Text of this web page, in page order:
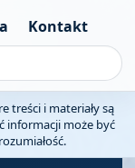
Kontakt
treści i materiały są
informacji może być